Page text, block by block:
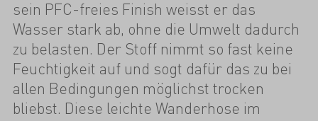
sein PFC-freies Finish weisst er das
Wasser stark ab, ohne die Umwelt dadurch
zu belasten. Der Stoff nimmt so fast keine
Feuchtigkeit auf und sogt dafür das zu bei
allen Bedingungen möglichst trocken
bliebst. Diese leichte Wanderhose im